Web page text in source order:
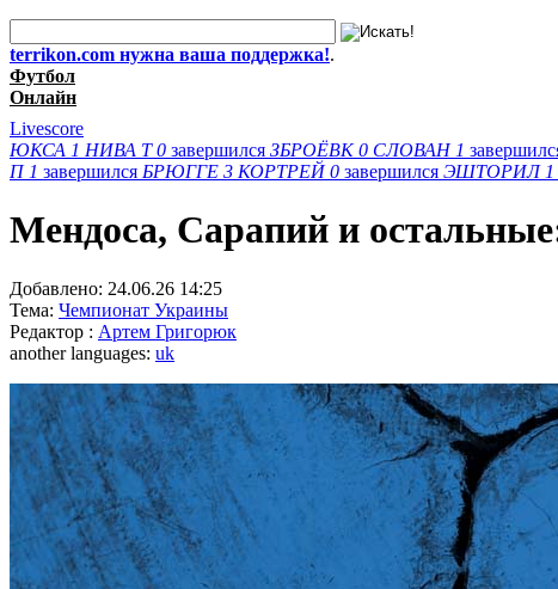
terrikon.com нужна ваша поддержка!.
Футбол
Онлайн
Livescore
ЮКСА 1 НИВА Т 0 завершился ЗБРОЁВК 0 СЛОВАН 1
П 1 завершился БРЮГГЕ 3 КОРТРЕЙ 0 завершился ЭШТОРИЛ 1
Мендоса, Сарапий и
Добавлено: 24.06.26 14:25
Тема: Чемпионат Украины
Редактор : Артем Григорюк
another languages: uk